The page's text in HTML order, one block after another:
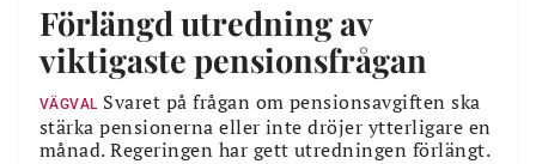
Förlängd utredning av
viktigaste pensionsfrågan
VÄGVALSvaret på frågan om pensionsavgiften ska
stärka pensionerna eller inte dröjer ytterligare en
månad. Regeringen har gett utredningen förlängt.